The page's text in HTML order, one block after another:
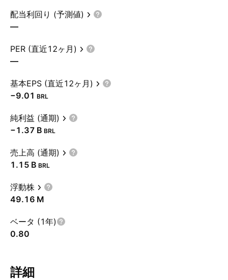
配当利回り (予測値)
—
PER (直近12ヶ月)
—
基本EPS (直近12ヶ月)
−9.01 BRL
純利益 (通期)
‪−1.37 B‬ BRL
売上高 (通期)
‪1.15 B‬ BRL
浮動株
‪49.16 M‬
ベータ (1年)
0.80
詳細